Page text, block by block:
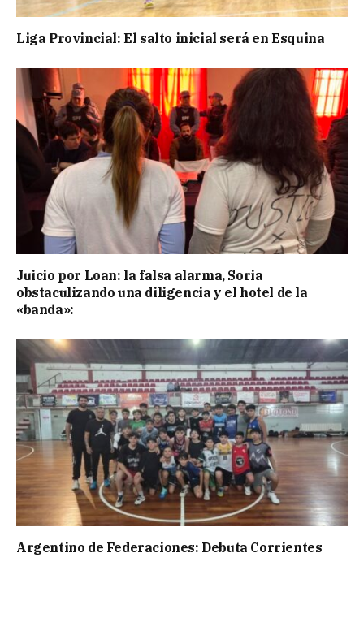
Liga Provincial: El salto inicial será en Esquina
Juicio por Loan: la falsa alarma, Soria
obstaculizando una diligencia y el hotel de la
«banda»:
Argentino de Federaciones: Debuta Corrientes